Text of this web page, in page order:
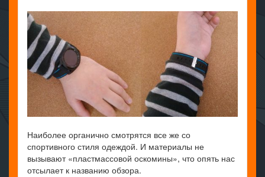
Наиболее органично смотрятся все же со
спортивного стиля одеждой. И материалы не
вызывают «пластмассовой оскомины», что опять нас
отсылает к названию обзора.